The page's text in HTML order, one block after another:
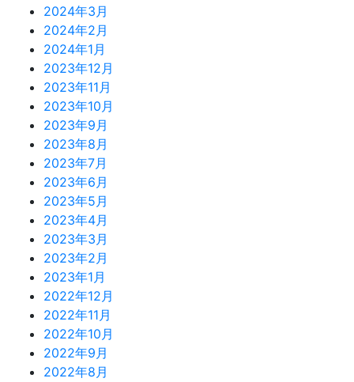
2024年3月
2024年2月
2024年1月
2023年12月
2023年11月
2023年10月
2023年9月
2023年8月
2023年7月
2023年6月
2023年5月
2023年4月
2023年3月
2023年2月
2023年1月
2022年12月
2022年11月
2022年10月
2022年9月
2022年8月